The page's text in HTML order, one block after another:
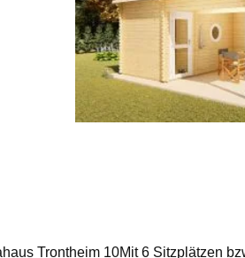
Trontheim 10Mit 6 Sitzplätzen